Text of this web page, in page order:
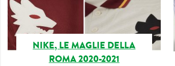
NIKE, LE MAGLIE DELLA
ROMA 2020-2021